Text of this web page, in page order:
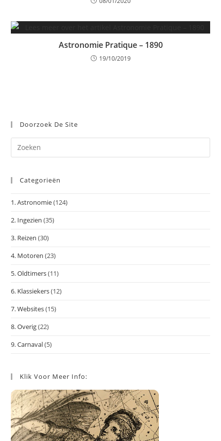
Astronomie Pratique – 1890
19/10/2019
Doorzoek De Site
op
Categorieën
1. Astronomie(124)
2. Ingezien (35)
3. Reizen (30)
4. Motoren (23)
5. Oldtimers(11)
6. Klassiekers(12)
7. Websites(15)
8. Overig(22)
9. Carnaval(5)
Klik Voor Meer Info: